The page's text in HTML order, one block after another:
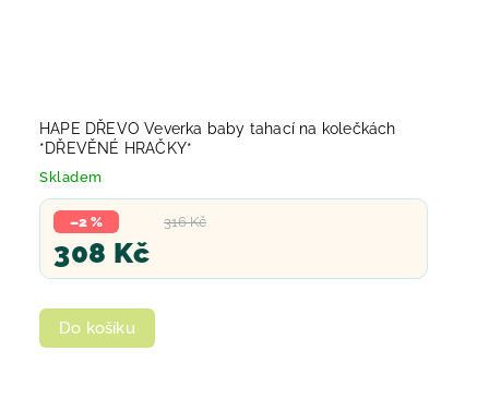
HAPE DŘEVO Veverka baby tahací na kolečkách
*DŘEVĚNÉ HRAČKY*
Skladem
316 Kč
–2 %
308 Kč
Do košíku